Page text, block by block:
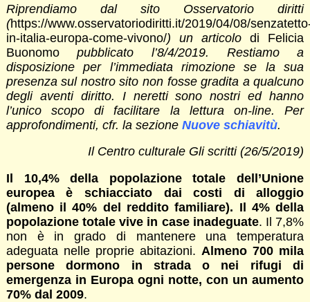
Riprendiamo dal sito Osservatorio diritti
(https://www.osservatoriodiritti.it/2019/04/08/
in-italia-europa-come-vivono/) un articolodi Felicia
Buonomopubblicato l’8/4/2019. Restiamo a
disposizione per l’immediata rimozione se la sua
presenza sul nostro sito non fosse gradita a qualcuno
degli aventi diritto. I neretti sono nostri ed hanno
l’unico scopo di facilitare la lettura on-line. Per
approfondimenti, cfr. la sezione Nuove schiavitù.
Il Centro culturale Gli scritti (26/5/2019)
Il 10,4% della popolazione totale dell’Unione
europea è schiacciato dai costi di alloggio
(almeno il 40% del reddito familiare). Il 4% della
popolazione totale vive in case inadeguate. Il 7,8%
non è in grado di mantenere una temperatura
adeguata nelle proprie abitazioni. Almeno 700 mila
persone dormono in strada o nei rifugi di
emergenza in Europa ogni notte, con un aumento
70% dal 2009.